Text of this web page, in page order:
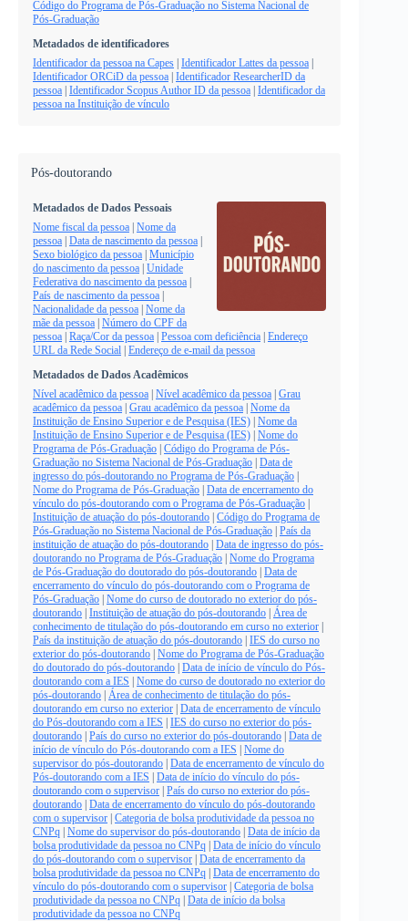
Código do Programa de Pós-Graduação no Sistema Nacional de
Pós-Graduação
Metadados de identificadores
Identificador da pessoa na Capes | Identificador Lattes da pessoa |
Identificador ORCiD da pessoa | Identificador ResearcherID da
pessoa | Identificador Scopus Author ID da pessoa | Identificador da
pessoa na Instituição de vínculo
Pós-doutorando
Metadados de Dados Pessoais
Nome fiscal da pessoa Nome da
pessoa Data de nascimento da pessoa
Sexo biológico da pessoa Município
do nascimento da pessoa Unidade
Federativa do nascimento da pessoa
País de nascimento da pessoa
Nacionalidade da pessoa Nome da
mãe da pessoa Número do CPF da
pessoa Raça/Cor da pessoa Pessoa com deficiência Endereço
URL da Rede Social Endereço de e-mail da pessoa
Metadados de Dados Acadêmicos
Nível acadêmico da pessoa Nível acadêmico da pessoa Grau
acadêmico da pessoa Grau acadêmico da pessoa Nome da
Instituição de Ensino Superior e de Pesquisa (IES) Nome da
Instituição de Ensino Superior e de Pesquisa (IES) Nome do
Programa de Pós-Graduação Código do Programa de Pós-
Graduação no Sistema Nacional de Pós-Graduação Data de
ingresso do pós-doutorando no Programa de Pós-Graduação
Nome do Programa de Pós-Graduação Data de encerramento do
vínculo do pós-doutorando com o Programa de Pós-Graduação
Instituição de atuação do pós-doutorando Código do Programa de
Pós-Graduação no Sistema Nacional de Pós-Graduação País da
instituição de atuação do pós-doutorando Data de ingresso do pós-
doutorando no Programa de Pós-Graduação Nome do Programa
de Pós-Graduação do doutorado do pós-doutorando Data de
encerramento do vínculo do pós-doutorando com o Programa de
Pós-Graduação Nome do curso de doutorado no exterior do pós-
doutorando Instituição de atuação do pós-doutorando Área de
conhecimento de titulação do pós-doutorando em curso no exterior
País da instituição de atuação do pós-doutorando IES do curso no
exterior do pós-doutorando Nome do Programa de Pós-Graduação
do doutorado do pós-doutorando Data de início de vínculo do Pós-
doutorando com a IES
Nome do curso de doutorado no exterior do
pós-doutorando Área de conhecimento de titulação do pós-
doutorando em curso no exterior Data de encerramento de vínculo
do Pós-doutorando com a IES
IES do curso no exterior do pós-
doutorando País do curso no exterior do pós-doutorando Data de
início de vínculo do Pós-doutorando com a IES
Nome do
supervisor do pós-doutorando Data de encerramento de vínculo do
Pós-doutorando com a IES
Data de início do vínculo do pós-
doutorando com o supervisor País do curso no exterior do pós-
doutorando Data de encerramento do vínculo do pós-doutorando
com o supervisor Categoria de bolsa produtividade da pessoa no
CNPq Nome do supervisor do pós-doutorando Data de início da
bolsa produtividade da pessoa no CNPq Data de início do vínculo
do pós-doutorando com o supervisor Data de encerramento da
bolsa produtividade da pessoa no CNPq Data de encerramento do
vínculo do pós-doutorando com o supervisor Categoria de bolsa
produtividade da pessoa no CNPq Data de início da bolsa
produtividade da pessoa no CNPq